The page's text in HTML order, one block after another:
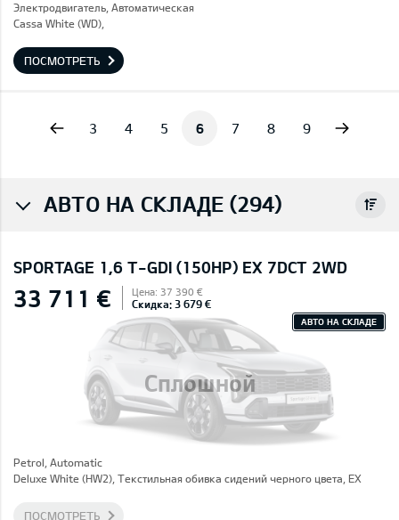
Электродвигатель, Автоматическая
Cassa White (WD),
ПОСМОТРЕТЬ
3 4 5 6 7 8 9
АВТО НА СКЛАДЕ (294)
SPORTAGE 1,6 T-GDI (150HP) EX 7DCT 2WD
Сплошной
33 711 € Цена: 37 390 €
Скидка: 3 679 €
АВТО НА СКЛАДЕ
Petrol, Automatic
Deluxe White (HW2), Текстильная обивка сидений черного цвета, EX
ПОСМОТРЕТЬ